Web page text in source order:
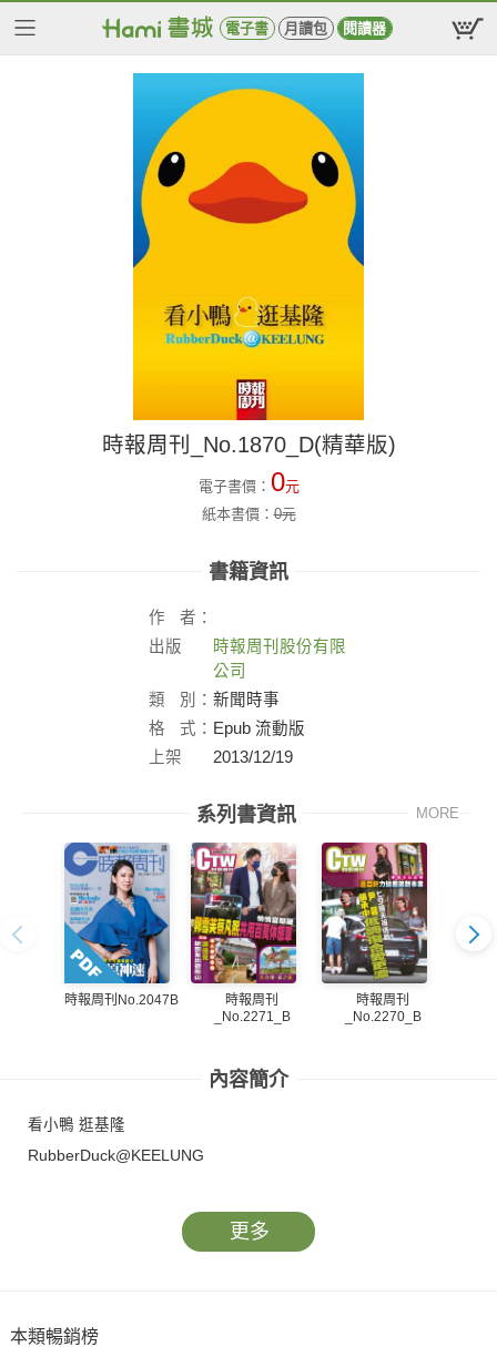
電子書 月讀包 閱讀器
時報周刊_No.1870_D(精華版)
電子書價： 0元
紙本書價：0元
書籍資訊
作
者：
出版
時報周刊股份有限
公司
類
別： 新聞時事
格
式： Epub 流動版
上架
2013/12/19
系列書資訊 MORE
時報周刊No.2047B
時報周刊
_No.2271_B
時報周刊
_No.2270_B
內容簡介
看小鴨 逛基隆
RubberDuck@KEELUNG
更多
本類暢銷榜